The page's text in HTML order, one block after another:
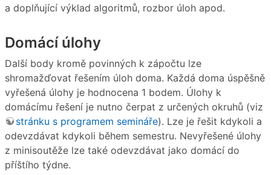
a doplňující výklad algoritmů, rozbor úloh apod.
Domácí úlohy
Další body kromě povinných k zápočtu lze
shromažďovat řešením úloh doma. Každá doma úspěšně
vyřešená úlohy je hodnocena 1 bodem. Úlohy k
domácímu řešení je nutno čerpat z určených okruhů (viz
stránku s programem semináře). Lze je řešit kdykoli a
odevzdávat kdykoli během semestru. Nevyřešené úlohy
z minisoutěže lze také odevzdávat jako domácí do
příštího týdne.